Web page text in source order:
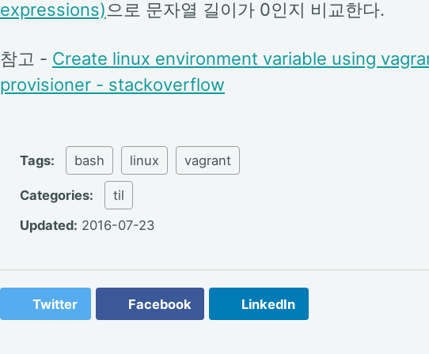
expressions)으로 문자열 길이가 0인지 비교한다.
참고 - Create linux environment variable using
provisioner - stackoverflow
Tags: bash linux vagrant
Categories:
til
Updated: 2016-07-23
Twitter Facebook LinkedIn